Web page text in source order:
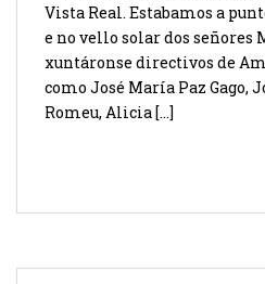
Vista Real. Estabamos a
e no vello solar dos señores
xuntáronse directivos de
como José María Paz Gago,
Romeu, Alicia […]